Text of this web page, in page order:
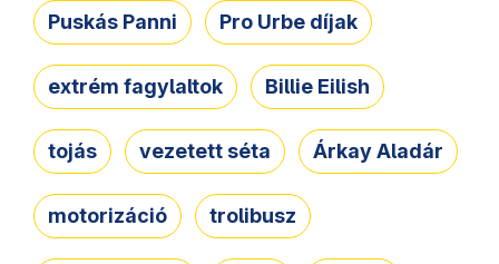
Puskás Panni Pro Urbe díjak
extrém fagylaltok Billie Eilish
tojás vezetett séta Árkay Aladár
motorizáció trolibusz